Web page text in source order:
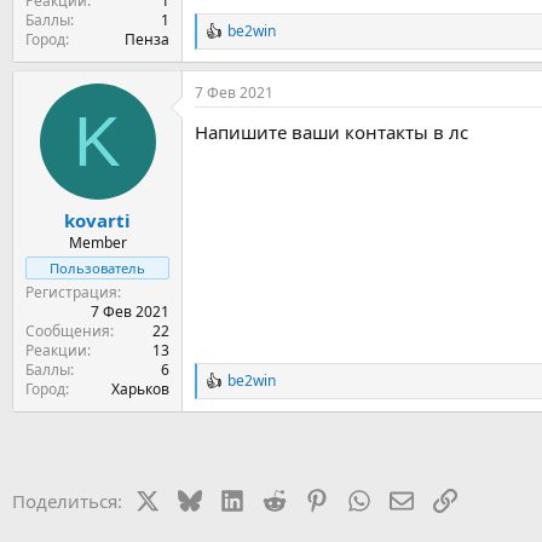
Баллы
1
Город
Пенза
Р
е
а
к
и
be2win
K
kovarti
Member
Пользователь
Регистрация
7 Фев 2021
Сообщения
22
Реакции
13
Баллы
6
Город
Харьков
7 Фев 2021
Напишите ваши контакты в лс
Р
е
be2win
Поделиться: BlueskyLinkedIn
Reddit PinterestWhatsApp
Электронная
Ссылка